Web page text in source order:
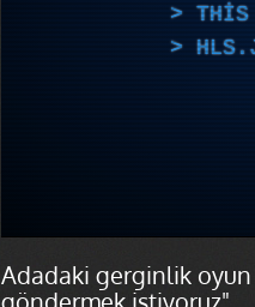
THIS
Adadaki gerginlik oyun
göndermek istiyoruz"